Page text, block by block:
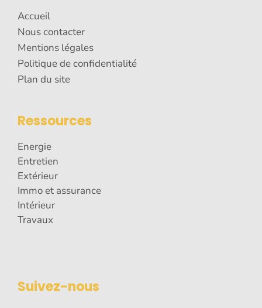
Accueil
Nous contacter
Mentions légales
Politique de confidentialité
Plan du site
Ressources
Energie
Entretien
Extérieur
Immo et assurance
Intérieur
Travaux
Suivez-nous